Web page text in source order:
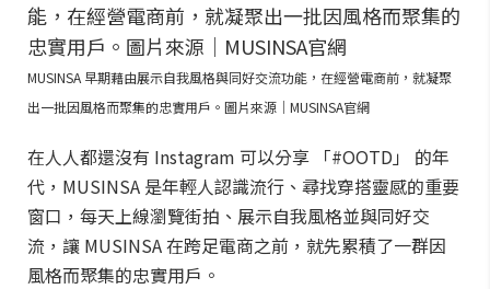
MUSINSA 早期藉由展示自我風格與同好交流功能，在經營電商前，就凝聚
出一批因風格而聚集的忠實用戶。圖片來源｜MUSINSA官網
在人人都還沒有 Instagram 可以分享 「#OOTD」 的年
代，MUSINSA 是年輕人認識流行、尋找穿搭靈感的重要
窗口，每天上線瀏覽街拍、展示自我風格並與同好交
流，讓 MUSINSA 在跨足電商之前，就先累積了一群因
風格而聚集的忠實用戶。